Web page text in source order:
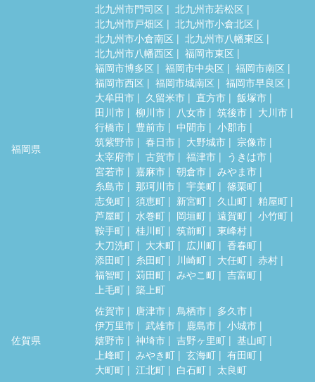
福岡県
北九州市門司区
北九州市若松区
北九州市戸畑区
北九州市小倉北区
北九州市小倉南区
北九州市八幡東区
北九州市八幡西区
福岡市東区
福岡市博多区
福岡市中央区
福岡市南区
福岡市西区
福岡市城南区
福岡市早良区
大牟田市
久留米市 直方市
飯塚市
田川市
柳川市 八女市 筑後市
大川市
行橋市
豊前市 中間市
小郡市
筑紫野市
春日市 大野城市
宗像市
太宰府市
古賀市 福津市
うきは市
宮若市
嘉麻市 朝倉市
みやま市
糸島市
那珂川市 宇美町
篠栗町
志免町
須恵町 新宮町 久山町
粕屋町
芦屋町
水巻町 岡垣町 遠賀町
小竹町
鞍手町
桂川町 筑前町
東峰村
大刀洗町
大木町 広川町
香春町
添田町
糸田町 川崎町 大任町
赤村
福智町
苅田町 みやこ町
吉富町
上毛町
築上町
佐賀県
佐賀市 唐津市 鳥栖市
多久市
伊万里市
武雄市 鹿島市
小城市
嬉野市
神埼市 吉野ヶ里町
基山町
上峰町
みやき町 玄海町
有田町
大町町
江北町 白石町 太良町